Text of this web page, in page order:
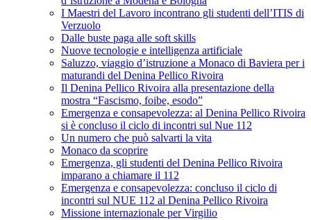
I Maestri del Lavoro incontrano gli studenti dell’ITIS di
Verzuolo
Dalle buste paga alle soft skills
Nuove tecnologie e intelligenza artificiale
Saluzzo, viaggio d’istruzione a Monaco di Baviera per i
maturandi del Denina Pellico Rivoira
Il Denina Pellico Rivoira alla presentazione della
mostra “Fascismo, foibe, esodo”
Emergenza e consapevolezza: al Denina Pellico Rivoira
si è concluso il ciclo di incontri sul Nue 112
Un numero che può salvarti la vita
Monaco da scoprire
Emergenza, gli studenti del Denina Pellico Rivoira
imparano a chiamare il 112
Emergenza e consapevolezza: concluso il ciclo di
incontri sul NUE 112 al Denina Pellico Rivoira
Missione internazionale per Virgilio